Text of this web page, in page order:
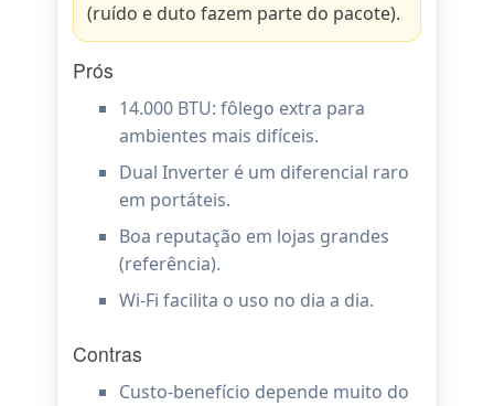
(ruído e duto fazem parte do pacote).
Prós
14.000 BTU: fôlego extra para
ambientes mais difíceis.
Dual Inverter é um diferencial raro
em portáteis.
Boa reputação em lojas grandes
(referência).
Wi-Fi facilita o uso no dia a dia.
Contras
Custo-benefício depende muito do